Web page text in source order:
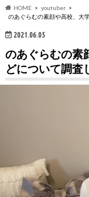
HOME
youtuber
のあぐらむの素顔や高校、大
2021.06.05
のあぐらむの素
どについて調査